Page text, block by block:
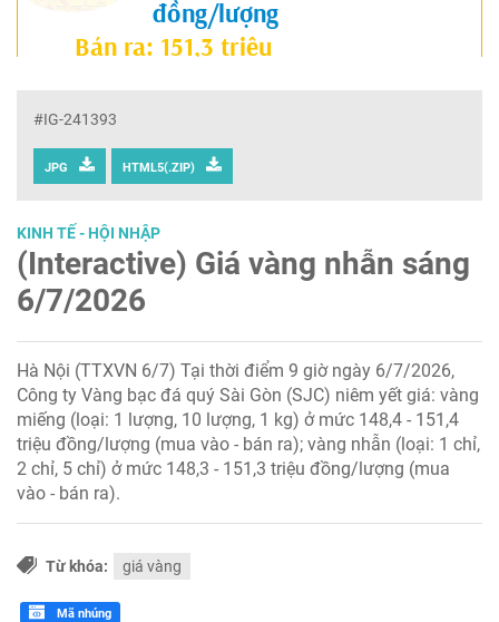
#IG-241393
JPG HTML5(.ZIP)
KINH TẾ - HỘI NHẬP
(Interactive) Giá vàng nhẫn sáng
6/7/2026
Hà Nội (TTXVN 6/7) Tại thời điểm 9 giờ ngày 6/7/2026,
Công ty Vàng bạc đá quý Sài Gòn (SJC) niêm yết giá: vàng
miếng (loại: 1 lượng, 10 lượng, 1 kg) ở mức 148,4 - 151,4
triệu đồng/lượng (mua vào - bán ra); vàng nhẫn (loại: 1 chỉ,
2 chỉ, 5 chỉ) ở mức 148,3 - 151,3 triệu đồng/lượng (mua
vào - bán ra).
Từ khóa: giá vàng
Mã nhúng